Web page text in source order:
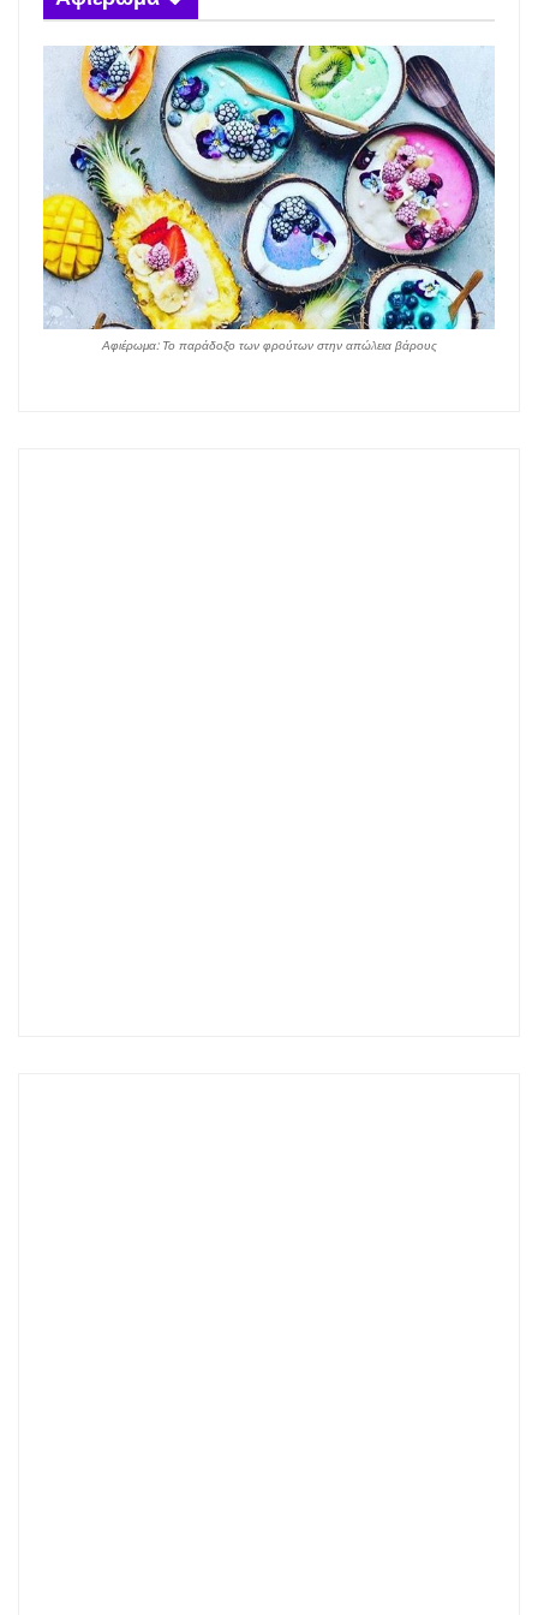
Αφιέρωμα: Το παράδοξο των φρούτων στην απώλεια βάρους